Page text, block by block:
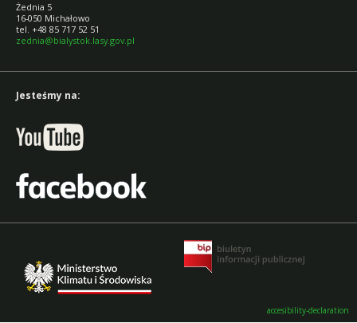
Żednia 5
16-050 Michałowo
tel. +48 85 717 52 51
zednia@bialystok.lasy.gov.pl
Jesteśmy na:
accesibility-declaration